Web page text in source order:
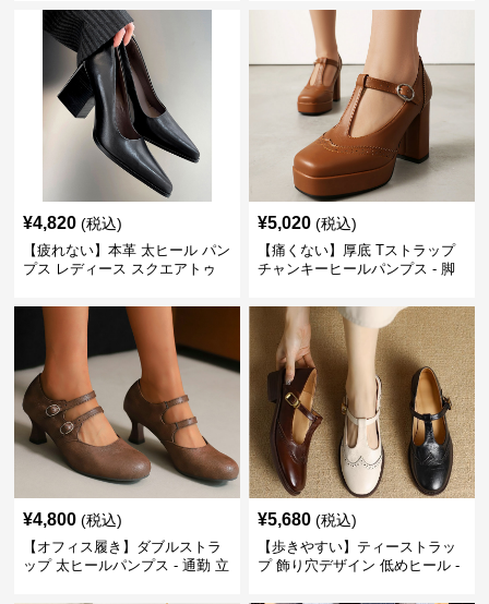
ビジネスシューズ
トゥ 疲れない スーツ
¥4,820 (税込)
【疲れない】本革 太ヒール パン
プス レディース スクエアトゥ
歩きやすい
¥5,020 (税込)
【痛くない】厚底 Tストラップ
チャンキーヒールパンプス - 脚
¥4,800 (税込)
【オフィス履き】ダブルストラ
ップ 太ヒールパンプス - 通勤 立
¥5,680 (税込)
【歩きやすい】ティーストラッ
プ 飾り穴デザイン 低めヒール -